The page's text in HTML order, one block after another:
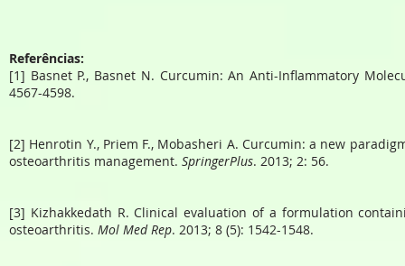
Referências:
[1] Basnet P., Basnet N. Curcumin: An Anti-Inflammatory
4567-4598.
[2] Henrotin Y., Priem F., Mobasheri A. Curcumin: a new
osteoarthritis management. SpringerPlus. 2013; 2: 56.
[3] Kizhakkedath R. Clinical evaluation of a formulation
osteoarthritis. Mol Med Rep. 2013; 8 (5): 1542-1548.